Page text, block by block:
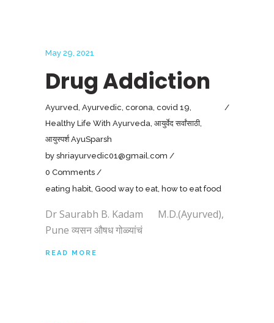
May 29, 2021
Drug Addiction
Ayurved, Ayurvedic, corona, covid 19,
Healthy Life With Ayurveda, आयुर्वेद सर्वांसाठी,
आयुस्पर्श AyuSparsh
by shriayurvedic01@gmail.com
0 Comments
eating habit, Good way to eat, how to eat food
Dr Saurabh B. Kadam M.D.(Ayurved),
Pune व्यसन औषध गोळ्यांचं
READ MORE